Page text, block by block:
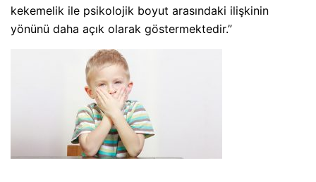
kekemelik ile psikolojik boyut arasındaki ilişkinin
yönünü daha açık olarak göstermektedir.”